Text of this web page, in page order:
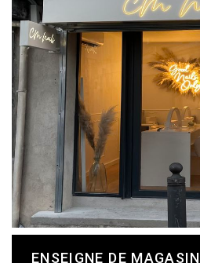
ENSEIGNE DE MAGASIN